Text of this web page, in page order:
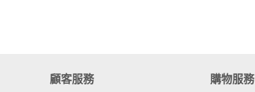
- 安娜貝爾繡球花
顧客服務 購物服務